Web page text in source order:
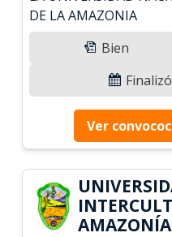
DE LA AMAZONIA
Bien
Ver